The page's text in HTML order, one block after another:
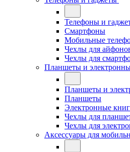
Телефоны и
Смартфоны
Мобильные
Чехлы для
Чехлы для
Планшеты и
Планшеты и
Планшеты
Электронные
Чехлы для
Чехлы для
Аксессуары для